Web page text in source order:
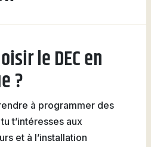
le DEC en
?
à programmer des
t’intéresses aux
et à l’installation